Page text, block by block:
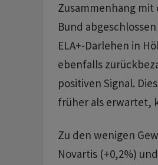
Zusammenhang mit
Bund
ELA+-Darlehen in
ebenfalls
positiven Signal.
früher als erwartet,
Zu den wenigen
Novartis (+0,2%)